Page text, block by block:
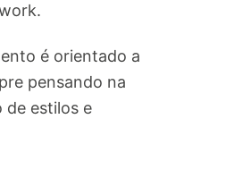
é orientado a
pensando na
de estilos e